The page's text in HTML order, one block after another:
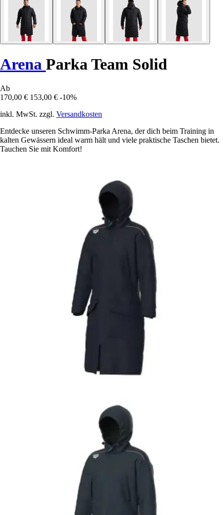
Arena Parka Team Solid
Ab
170,00 € 153,00 € -10%
inkl. MwSt. zzgl. Versandkosten
Entdecke unseren Schwimm-Parka Arena, der dich beim Training in
kalten Gewässern ideal warm hält und viele praktische Taschen bietet.
Tauchen Sie mit Komfort!